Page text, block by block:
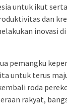
untuk ikut
dan
inovasi
pemangku
untuk terus
roda
rakyat,